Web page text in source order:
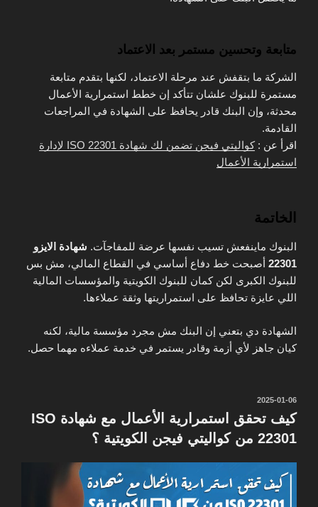
متابعة وتحسين مستمر بعد الاعتماد
الشركة ما بتقفش عند مرحلة الاعتماد، لكنها بتقدم متابعة
مستمرة للبنوك علشان تتأكد إن خطط استمرارية الأعمال
محدثة، وإن البنك قادر يحافظ على الشهادة في المراجعات
القادمة.
اقرأ عن :
كواليتي فيجن تضمن لك شهادة ISO 22301 لإدارة
استمرارية الأعمال
الخاتمة
البنوك ماينفعش تسيب نفسها عرضة للمفاجآت. شهادة الايزو
22301 أصبحت خط دفاع أساسي في القطاع المالي، مش بس
للبنوك الكبرى لكن كمان للبنوك الكويتية والمؤسسات المالية
اللي عايزة تحافظ على استمراريتها وثقة عملاءها.
الشهادة دي بتعني إن البنك مش مجرد مؤسسة مالية، لكنه
كيان جاهز لأي أزمة وقادر يستمر في خدمة عملاءه مهما حصل.
نُشر
في
2025-01-06
كيف تحقق استمرارية الأعمال مع شهادة ISO
22301 من كواليتي فيجن الكويتية ؟